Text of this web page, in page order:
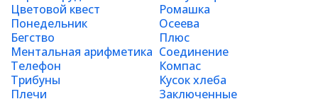
Цветовой квест
Ромашка
Понедельник
Осеева
Бегство
Плюс
Ментальная арифметика Соединение
Телефон
Компас
Трибуны
Кусок хлеба
Плечи
Заключенные